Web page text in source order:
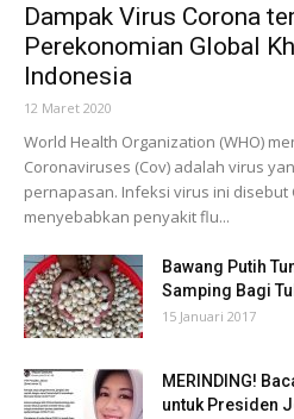
Dampak Virus Corona
Perekonomian Global
Indonesia
12 Maret 2020
World Health Organization (WHO)
Coronaviruses (Cov) adalah virus
pernapasan. Infeksi virus ini disebut
menyebabkan penyakit flu...
Bawang Putih
Samping Bagi
15 Januari 2017
MERINDING!
untuk Presiden